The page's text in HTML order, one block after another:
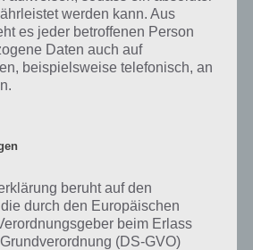
"Geliebte der
beim Simpsons Springfield
Preisen und wie du an die
gelangst. Strümpfe sind
werden kann. Aus
es jeder betroffenen Person
Daten auch auf
beispielsweise telefonisch, an
beruht auf den
durch den Europäischen
beim Erlass
(DS-GVO)